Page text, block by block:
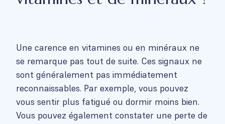
Une carence en vitamines ou en minéraux ne
se remarque pas tout de suite. Ces signaux ne
sont généralement pas immédiatement
reconnaissables. Par exemple, vous pouvez
vous sentir plus fatigué ou dormir moins bien.
Vous pouvez également constater une perte de